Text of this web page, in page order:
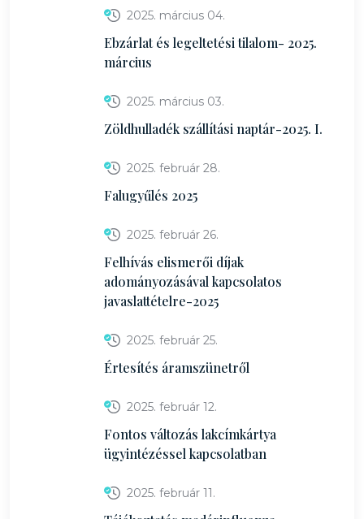
2025. március 04.
Ebzárlat és legeltetési tilalom- 2025.
március
2025. március 03.
Zöldhulladék szállítási naptár-2025. I.
2025. február 28.
Falugyűlés 2025
2025. február 26.
Felhívás elismerői díjak
adományozásával kapcsolatos
javaslattételre-2025
2025. február 25.
Értesítés áramszünetről
2025. február 12.
Fontos változás lakcímkártya
ügyintézéssel kapcsolatban
2025. február 11.